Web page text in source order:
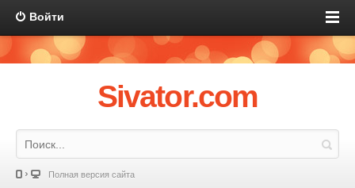
Войти
Sivator.com
Полная версия сайта